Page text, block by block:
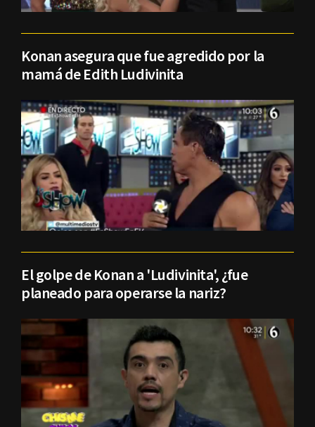
Konan asegura que fue agredido por la
mamá de Edith Ludivinita
El golpe de Konan a 'Ludivinita', ¿fue
planeado para operarse la nariz?